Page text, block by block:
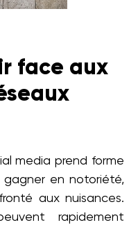
face aux
media prend forme
en notoriété,
aux nuisances.
rapidement